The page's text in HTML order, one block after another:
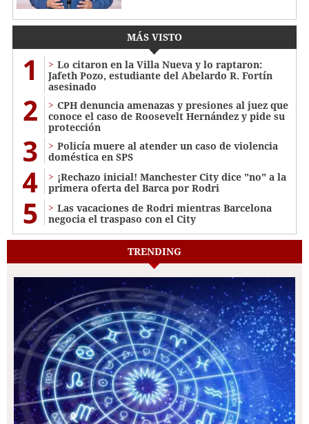
MÁS VISTO
1
Lo citaron en la Villa Nueva y lo raptaron:
Jafeth Pozo, estudiante del Abelardo R. Fortín
asesinado
2
CPH denuncia amenazas y presiones al juez que
conoce el caso de Roosevelt Hernández y pide su
protección
3
Policía muere al atender un caso de violencia
doméstica en SPS
4
¡Rechazo inicial! Manchester City dice "no" a la
primera oferta del Barca por Rodri
5
Las vacaciones de Rodri mientras Barcelona
negocia el traspaso con el City
TRENDING